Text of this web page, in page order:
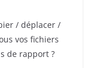
/ déplacer /
vos fichiers
de rapport ?